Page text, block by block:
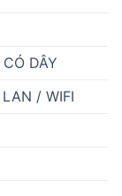
DÂY
/ WIFI